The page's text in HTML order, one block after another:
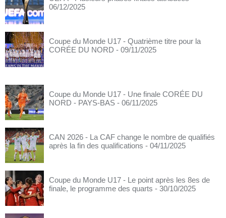
06/12/2025
Coupe du Monde U17 - Quatrième titre pour la
CORÉE DU NORD - 09/11/2025
Coupe du Monde U17 - Une finale CORÉE DU
NORD - PAYS-BAS - 06/11/2025
CAN 2026 - La CAF change le nombre de qualifiés
après la fin des qualifications - 04/11/2025
Coupe du Monde U17 - Le point après les 8es de
finale, le programme des quarts - 30/10/2025